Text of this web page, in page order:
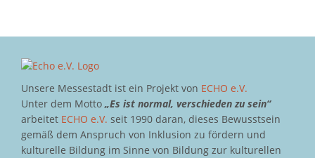
Unsere Messestadt ist ein Projekt von ECHO e.V.
Unter dem Motto „Es ist normal, verschieden zu sein“
arbeitet ECHO e.V. seit 1990 daran, dieses Bewusstsein
gemäß dem Anspruch von Inklusion zu fördern und
kulturelle Bildung im Sinne von Bildung zur kulturellen